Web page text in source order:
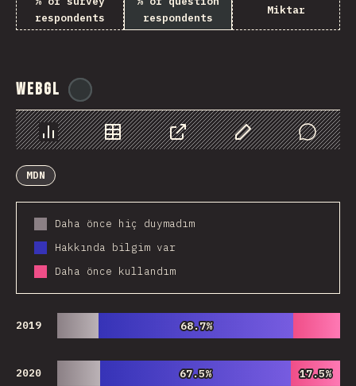
respondents
respondents
Miktar
WebGL
Chart Data Share Customize Data
Comments
MDN
Daha önce hiç duymadım
Hakkında bilgim var
Daha önce kullandım
2019 68.7%
68.7%
2020 67.5%
67.5% 17.5%
17.5%